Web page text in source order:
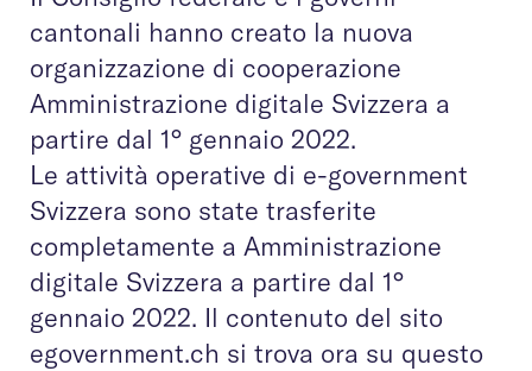
cantonali hanno creato la nuova
organizzazione di cooperazione
Amministrazione digitale Svizzera a
partire dal 1° gennaio 2022.
Le attività operative di e-government
Svizzera sono state trasferite
completamente a Amministrazione
digitale Svizzera a partire dal 1°
gennaio 2022. Il contenuto del sito
egovernment.ch si trova ora su questo